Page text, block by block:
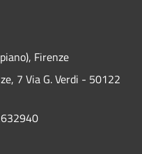
Firenze
7 Via G. Verdi - 50122